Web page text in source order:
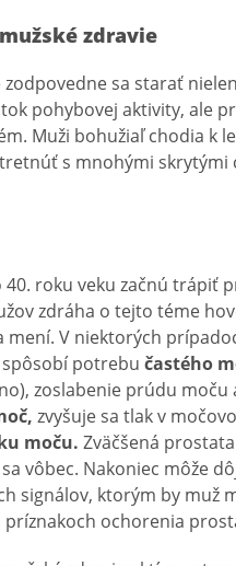
zdravie
zodpovedne sa starať
pohybovej aktivity, ale
Muži bohužiaľ chodia k
s mnohými skrytými
40. roku veku začnú trápiť
zdráha o tejto téme
mení. V niektorých
spôsobí potrebu častého
zoslabenie prúdu
zvyšuje sa tlak v
moču. Zväčšená
vôbec. Nakoniec môže
signálov, ktorým by muž
príznakoch ochorenia